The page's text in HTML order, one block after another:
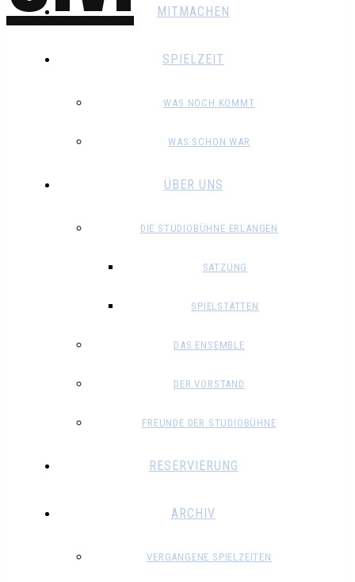
MITMACHEN
SPIELZEIT
WAS NOCH KOMMT
WAS SCHON WAR
ÜBER UNS
DIE STUDIOBÜHNE ERLANGEN
SATZUNG
SPIELSTÄTTEN
DAS ENSEMBLE
DER VORSTAND
FREUNDE DER STUDIOBÜHNE
RESERVIERUNG
ARCHIV
VERGANGENE SPIELZEITEN